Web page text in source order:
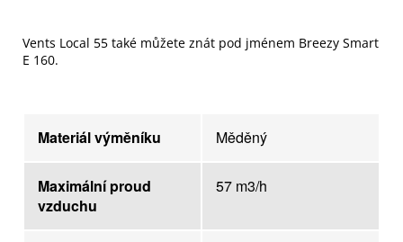
Vents Local 55 také můžete znát pod jménem Breezy Smart
E 160.
Materiál výměníku Měděný
Maximální proud
vzduchu
57 m3/h